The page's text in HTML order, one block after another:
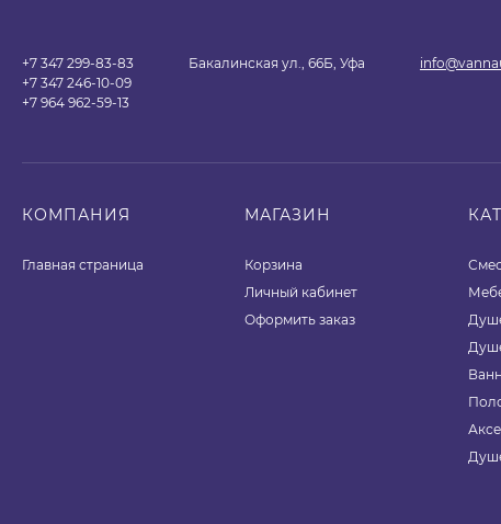
+7 347 299-83-83
+7 347 246-10-09
+7 964 962-59-13
Бакалинская ул., 66Б, Уфа
КОМПАНИЯ
Главная страница
МАГАЗИН
Корзина
Личный кабинет
Оформить заказ